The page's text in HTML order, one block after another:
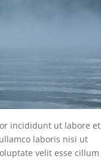
incididunt ut labore et
laboris nisi ut
velit esse cillum